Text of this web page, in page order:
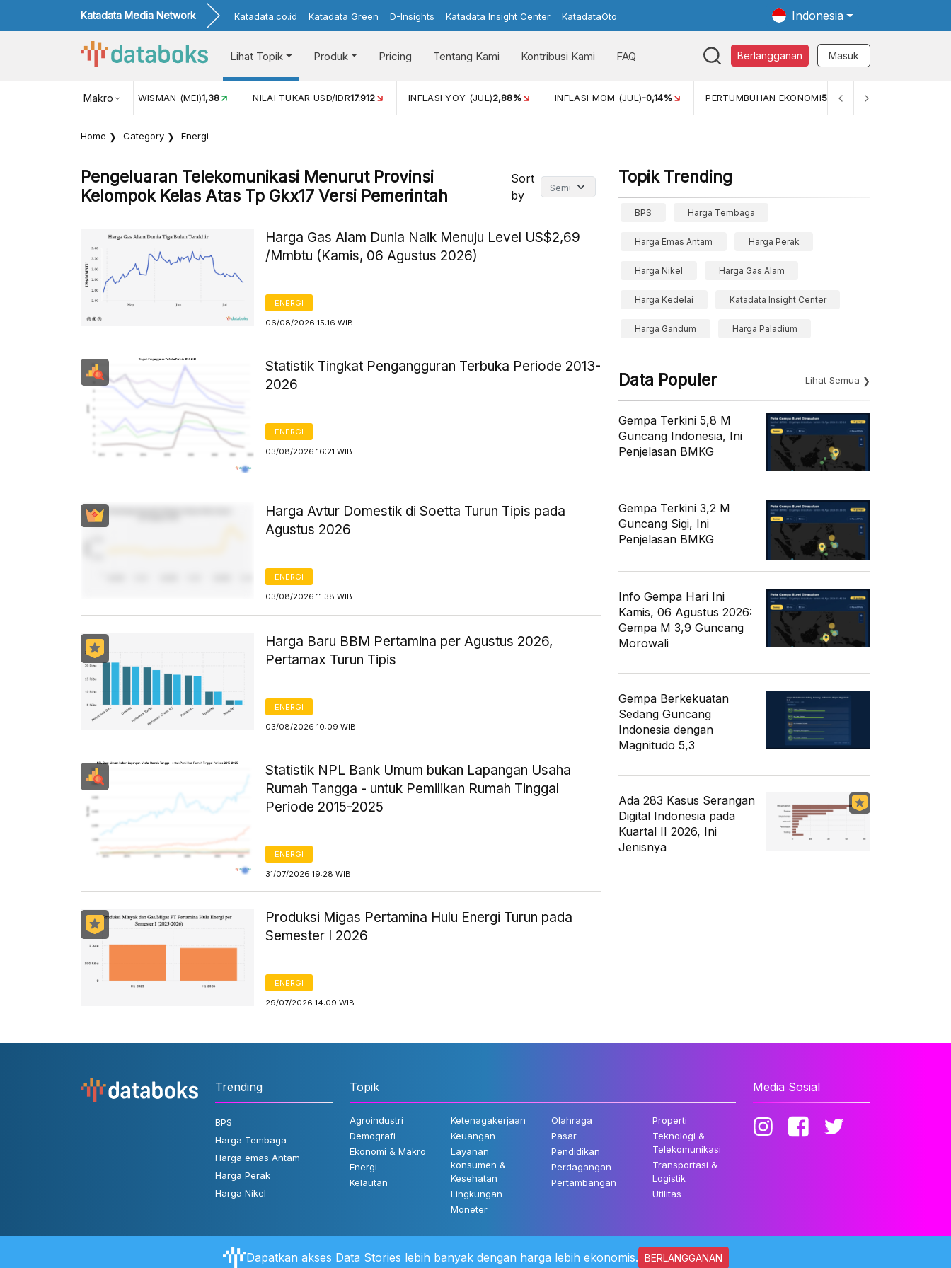
Katadata Media Network Katadata.co.id Katadata Green D-Insights Katadata Insight Center KatadataOto Indonesia
Lihat Topik Produk Pricing Tentang Kami Kontribusi Kami FAQ Berlangganan Masuk
Makro
KUNJUNGAN WISMAN (MEI)1,38 NILAI TUKAR USD/IDR17.912 INFLASI YOY (JUL) 2,88% INFLASI MOM (JUL) -0,14% PERTUMBUHAN EKONOMI5,11%
Home Category Energi
Pengeluaran Telekomunikasi Menurut Provinsi
Kelompok Kelas Atas Tp Gkx17 Versi Pemerintah
Sort
by
Harga Gas Alam Dunia Naik Menuju Level US$2,69
/Mmbtu (Kamis, 06 Agustus 2026)
ENERGI
06/08/2026 15:16 WIB
Statistik Tingkat Pengangguran Terbuka Periode 2013-
2026
ENERGI
03/08/2026 16:21 WIB
Harga Avtur Domestik di Soetta Turun Tipis pada
Agustus 2026
ENERGI
03/08/2026 11:38 WIB
Harga Baru BBM Pertamina per Agustus 2026,
Pertamax Turun Tipis
ENERGI
03/08/2026 10:09 WIB
Statistik NPL Bank Umum bukan Lapangan Usaha
Rumah Tangga - untuk Pemilikan Rumah Tinggal
Periode 2015-2025
ENERGI
31/07/2026 19:28 WIB
Produksi Migas Pertamina Hulu Energi Turun pada
Semester I 2026
ENERGI
29/07/2026 14:09 WIB
Topik Trending
BPS Harga Tembaga
Harga Emas Antam Harga Perak
Harga Nikel Harga Gas Alam
Harga Kedelai Katadata Insight Center
Harga Gandum Harga Paladium
Data Populer Lihat Semua
Gempa Terkini 5,8 M
Guncang Indonesia, Ini
Penjelasan BMKG
Gempa Terkini 3,2 M
Guncang Sigi, Ini
Penjelasan BMKG
Info Gempa Hari Ini
Kamis, 06 Agustus 2026:
Gempa M 3,9 Guncang
Morowali
Gempa Berkekuatan
Sedang Guncang
Indonesia dengan
Magnitudo 5,3
Ada 283 Kasus Serangan
Digital Indonesia pada
Kuartal II 2026, Ini
Jenisnya
Trending
BPS
Harga Tembaga
Harga emas Antam
Harga Perak
Harga Nikel
Topik
Agroindustri
Demografi
Ekonomi & Makro
Energi
Kelautan
Ketenagakerjaan
Keuangan
Layanan
konsumen &
Kesehatan
Lingkungan
Moneter
Olahraga
Pasar
Pendidikan
Perdagangan
Pertambangan
Properti
Teknologi &
Telekomunikasi
Transportasi &
Logistik
Utilitas
Media Sosial
Aturan Pengguna FAQ Hubungi Kami ©2022 Katadata. Hak cipta dilindungi Undang-undang.
Dapatkan akses Data Stories lebih banyak dengan harga lebih ekonomis. BERLANGGANAN